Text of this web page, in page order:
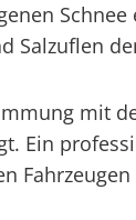
Salzuflen
Ein